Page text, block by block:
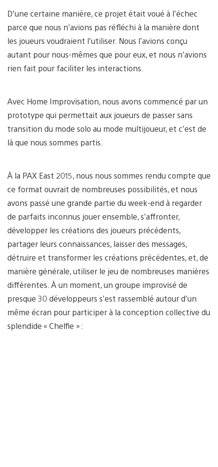
D’une certaine manière, ce projet était voué à l’échec
parce que nous n’avions pas réfléchi à la manière dont
les joueurs voudraient l’utiliser. Nous l’avions conçu
autant pour nous-mêmes que pour eux, et nous n’avions
rien fait pour faciliter les interactions.
Avec Home Improvisation, nous avons commencé par un
prototype qui permettait aux joueurs de passer sans
transition du mode solo au mode multijoueur, et c’est de
là que nous sommes partis.
À la PAX East 2015, nous nous sommes rendu compte que
ce format ouvrait de nombreuses possibilités, et nous
avons passé une grande partie du week-end à regarder
de parfaits inconnus jouer ensemble, s’affronter,
développer les créations des joueurs précédents,
partager leurs connaissances, laisser des messages,
détruire et transformer les créations précédentes, et, de
manière générale, utiliser le jeu de nombreuses manières
différentes. À un moment, un groupe improvisé de
presque 30 développeurs s’est rassemblé autour d’un
même écran pour participer à la conception collective du
splendide « Chelfie » :